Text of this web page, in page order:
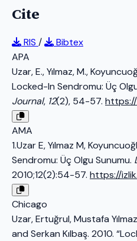
Cite
RIS /
Bibtex
APA
Uzar, E., Yılmaz, M.,
Locked-In Sendromu: Üç
Journal, 12(2), 54-57. https://
AMA
1.Uzar E, Yılmaz M,
Sendromu: Üç Olgu Sunumu.
2010;12(2):54-57. https://
Chicago
Uzar, Ertuğrul, Mustafa
and Serkan Kılbaş. 2010.